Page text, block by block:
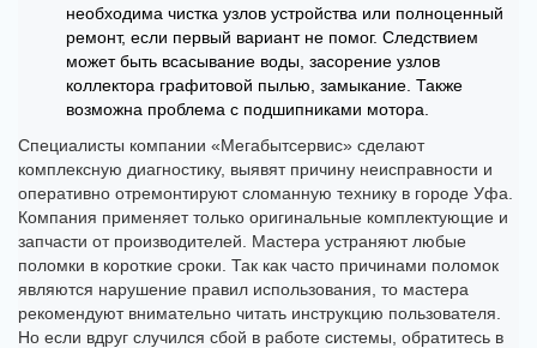
необходима чистка узлов устройства или полноценный
ремонт, если первый вариант не помог. Следствием
может быть всасывание воды, засорение узлов
коллектора графитовой пылью, замыкание. Также
возможна проблема с подшипниками мотора.
Специалисты компании «Мегабытсервис» сделают
комплексную диагностику, выявят причину неисправности и
оперативно отремонтируют сломанную технику в городе Уфа.
Компания применяет только оригинальные комплектующие и
запчасти от производителей. Мастера устраняют любые
поломки в короткие сроки. Так как часто причинами поломок
являются нарушение правил использования, то мастера
рекомендуют внимательно читать инструкцию пользователя.
Но если вдруг случился сбой в работе системы, обратитесь в